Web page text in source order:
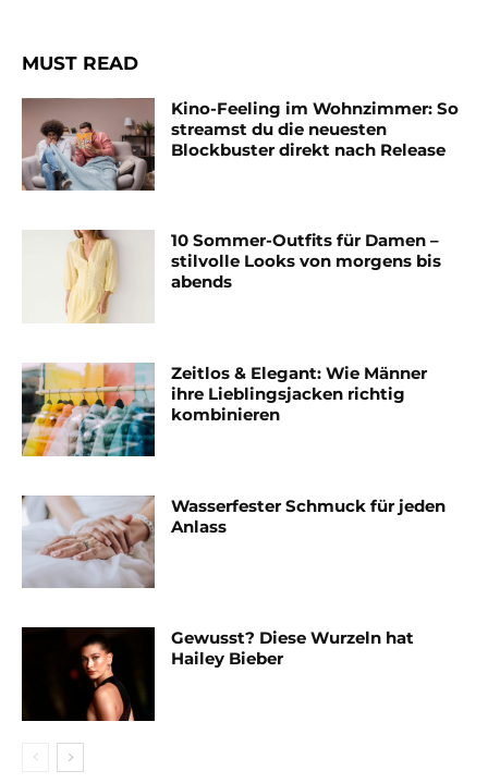
MUST READ
Kino-Feeling im Wohnzimmer: So
streamst du die neuesten
Blockbuster direkt nach Release
10 Sommer-Outfits für Damen –
stilvolle Looks von morgens bis
abends
Zeitlos & Elegant: Wie Männer
ihre Lieblingsjacken richtig
kombinieren
Wasserfester Schmuck für jeden
Anlass
Gewusst? Diese Wurzeln hat
Hailey Bieber